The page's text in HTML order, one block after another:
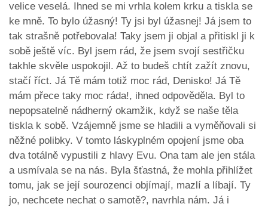
velice veselá. Ihned se mi vrhla kolem krku a tiskla se
ke mně. To bylo úžasný! Ty jsi byl úžasnej! Já jsem to
tak strašně potřebovala! Taky jsem ji objal a přitiskl ji k
sobě ještě víc. Byl jsem rád, že jsem svojí sestřičku
takhle skvěle uspokojil. Až to budeš chtít zažít znovu,
stačí říct. Já Tě mám totiž moc rád, Denisko! Já Tě
mám přece taky moc ráda!, ihned odpověděla. Byl to
nepopsatelně nádherný okamžik, když se naše těla
tiskla k sobě. Vzájemně jsme se hladili a vyměňovali si
něžné polibky. V tomto láskyplném opojení jsme oba
dva totálně vypustili z hlavy Evu. Ona tam ale jen stála
a usmívala se na nás. Byla šťastná, že mohla přihlížet
tomu, jak se její sourozenci objímají, mazlí a líbají. Ty
jo, nechcete nechat o samotě?, navrhla nám. Já i